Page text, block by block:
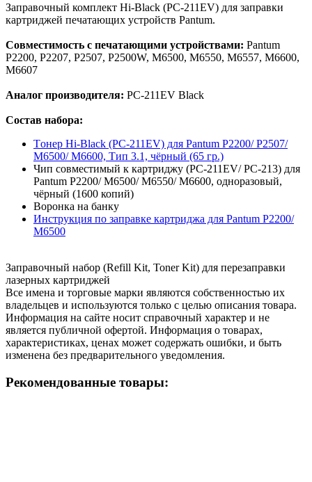
Заправочный комплект Hi-Black (PC-211EV) для заправки
картриджей печатающих устройств Pantum.
Совместимость с печатающими устройствами: Pantum
P2200, P2207, P2507, P2500W, M6500, M6550, M6557, M6600,
M6607
Аналог производителя: PC-211EV Black
Состав набора:
Tонер Hi-Black (PC-211EV) для Pantum P2200/ P2507/
M6500/ M6600, Тип 3.1, чёрный (65 гр.)
Чип совместимый к картриджу (PC-211EV/ PC-213) для
Pantum P2200/ M6500/ M6550/ M6600, одноразовый,
чёрный (1600 копий)
Воронка на банку
Инструкция по заправке картриджа для Pantum P2200/
M6500
Заправочный набор (Refill Kit, Toner Kit) для перезаправки
лазерных картриджей
Все имена и торговые марки являются собственностью их
владельцев и используются только с целью описания товара.
Информация на сайте носит справочный характер и не
является публичной офертой. Информация о товарах,
характеристиках, ценах может содержать ошибки, и быть
изменена без предварительного уведомления.
Рекомендованные товары: